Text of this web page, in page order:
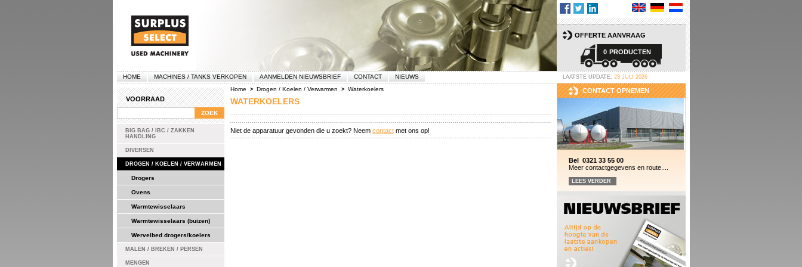
OFFERTE AANVRAAG
0 PRODUCTEN
HOME MACHINES / TANKS VERKOPEN AANMELDEN NIEUWSBRIEF CONTACT NIEUWS LAATSTE UPDATE: 23 JULI 2026
VOORRAAD
BIG BAG / IBC / ZAKKEN
HANDLING
DIVERSEN
DROGEN / KOELEN / VERWARMEN
Drogers
Ovens
Warmtewisselaars
Warmtewisselaars (buizen)
Wervelbed drogers/koelers
MALEN / BREKEN / PERSEN
MENGEN
Home > Drogen / Koelen / Verwarmen > Waterkoelers
WATERKOELERS
Niet de apparatuur gevonden die u zoekt? Neem contactmet ons op!
CONTACT OPNEMEN
Bel 0321 33 55 00
Meer contactgegevens en route....
LEES VERDER